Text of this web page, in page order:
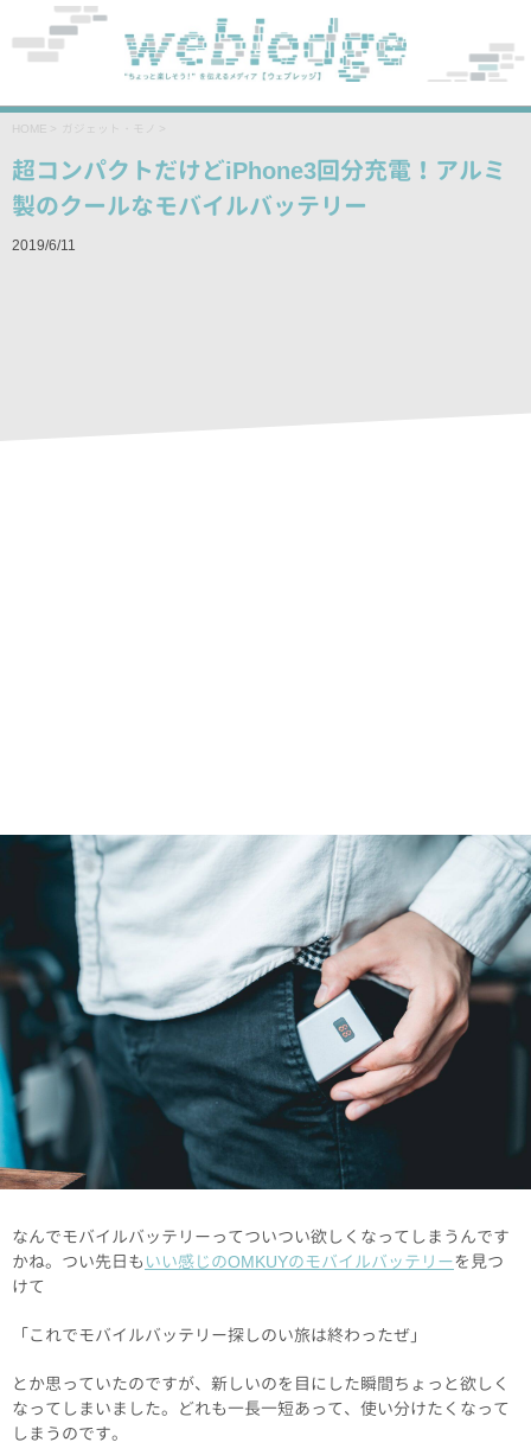
HOME ガジェット・モノ
超コンパクトだけどiPhone3回分充電！アルミ
製のクールなモバイルバッテリー
2019/6/11
なんでモバイルバッテリーってついつい欲しくなってしまうんです
かね。つい先日も いい感じのOMKUYのモバイルバッテリーを見つ
けて
「これでモバイルバッテリー探しのい旅は終わったぜ」
とか思っていたのですが、新しいのを目にした瞬間ちょっと欲しく
なってしまいました。どれも一長一短あって、使い分けたくなって
しまうのです。